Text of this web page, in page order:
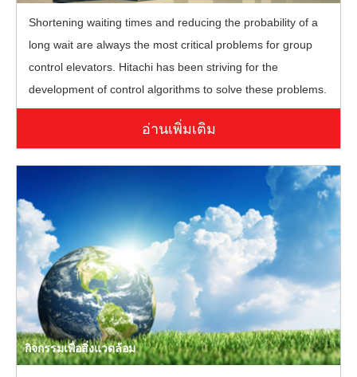
Shortening waiting times and reducing the probability of a
long wait are always the most critical problems for group
control elevators. Hitachi has been striving for the
development of control algorithms to solve these problems.
อ่านเพิ่มเติม
กิจกรรมเพื่อสิ่งแวดล้อม